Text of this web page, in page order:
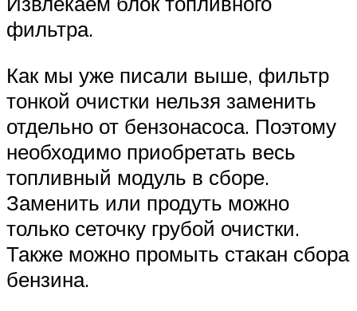
фильтра.
Как мы уже писали выше, фильтр
тонкой очистки нельзя заменить
отдельно от бензонасоса. Поэтому
необходимо приобретать весь
топливный модуль в сборе.
Заменить или продуть можно
только сеточку грубой очистки.
Также можно промыть стакан сбора
бензина.